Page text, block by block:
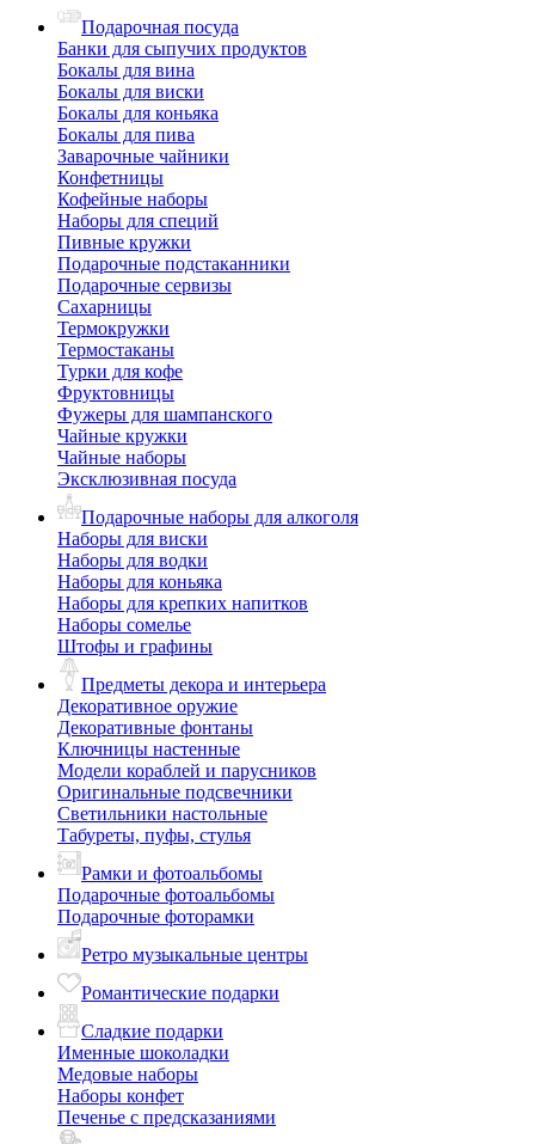
Подарочная посуда
Банки для сыпучих продуктов
Бокалы для вина
Бокалы для виски
Бокалы для коньяка
Бокалы для пива
Заварочные чайники
Конфетницы
Кофейные наборы
Наборы для специй
Пивные кружки
Подарочные подстаканники
Подарочные сервизы
Сахарницы
Термокружки
Термостаканы
Турки для кофе
Фруктовницы
Фужеры для шампанского
Чайные кружки
Чайные наборы
Эксклюзивная посуда
Подарочные наборы для алкоголя
Наборы для виски
Наборы для водки
Наборы для коньяка
Наборы для крепких напитков
Наборы сомелье
Штофы и графины
Предметы декора и интерьера
Декоративное оружие
Декоративные фонтаны
Ключницы настенные
Модели кораблей и парусников
Оригинальные подсвечники
Светильники настольные
Табуреты, пуфы, стулья
Рамки и фотоальбомы
Подарочные фотоальбомы
Подарочные фоторамки
Ретро музыкальные центры
Романтические подарки
Сладкие подарки
Именные шоколадки
Медовые наборы
Наборы конфет
Печенье с предсказаниями